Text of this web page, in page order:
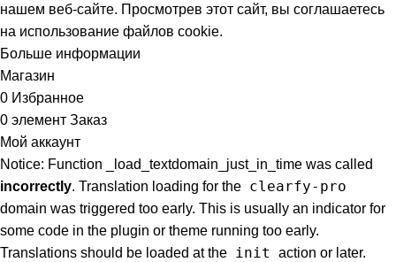
нашем веб-сайте. Просмотрев этот сайт, вы соглашаетесь
на использование файлов cookie.
Больше информации
Магазин
0 Избранное
0 элемент Заказ
Мой аккаунт
Notice: Function _load_textdomain_just_in_time was called
incorrectly. Translation loading for the clearfy-pro
domain was triggered too early. This is usually an indicator for
some code in the plugin or theme running too early.
Translations should be loaded at the init
action or later.